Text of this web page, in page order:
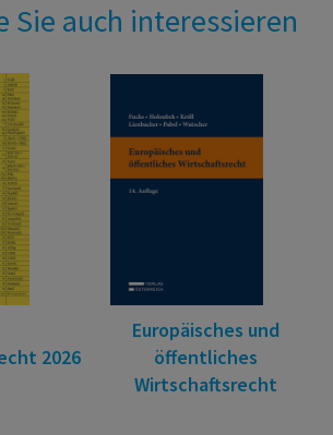
Sie auch interessieren
2026
Europäisches und
öffentliches
Wirtschaftsrecht